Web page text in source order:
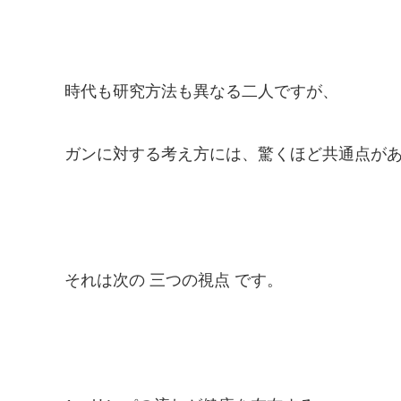
時代も研究方法も異なる二人ですが、
ガンに対する考え方には、驚くほど共通点があ
それは次の 三つの視点 です。